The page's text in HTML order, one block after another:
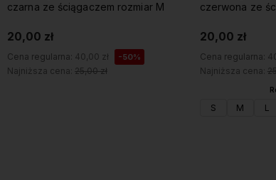
czarna ze ściągaczem rozmiar M
20,00 zł
Cena regularna: 40,00 zł -50%
Najniższa cena: 25,00 zł
czerwona ze
20,00 zł
Cena regularna:
Najniższa cena:
S M L